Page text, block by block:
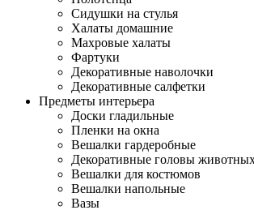
Сидушки на стулья
Халаты домашние
Махровые халаты
Фартуки
Декоративные наволочки
Декоративные салфетки
Предметы интерьера
Доски гладильные
Пленки на окна
Вешалки гардеробные
Декоративные головы
Вешалки для костюмов
Вешалки напольные
Вазы